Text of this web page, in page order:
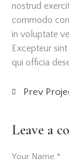
nostrud
commodo
in voluptate
Excepteur
qui officia
Prev
Leave a